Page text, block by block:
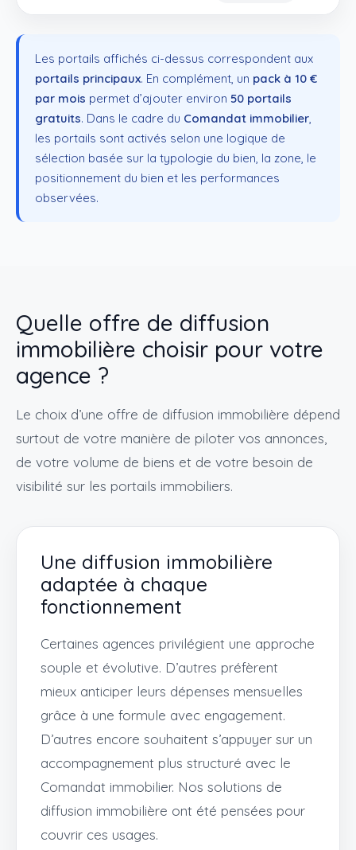
Les portails affichés ci-dessus correspondent aux
portails principaux. En complément, un pack à 10 €
par mois permet d’ajouter environ 50 portails
gratuits. Dans le cadre du Comandat immobilier,
les portails sont activés selon une logique de
sélection basée sur la typologie du bien, la zone, le
positionnement du bien et les performances
observées.
Quelle offre de diffusion
immobilière choisir pour votre
agence ?
Le choix d’une offre de diffusion immobilière dépend
surtout de votre manière de piloter vos annonces,
de votre volume de biens et de votre besoin de
visibilité sur les portails immobiliers.
Une diffusion immobilière
adaptée à chaque
fonctionnement
Certaines agences privilégient une approche
souple et évolutive. D’autres préfèrent
mieux anticiper leurs dépenses mensuelles
grâce à une formule avec engagement.
D’autres encore souhaitent s’appuyer sur un
accompagnement plus structuré avec le
Comandat immobilier. Nos solutions de
diffusion immobilière ont été pensées pour
couvrir ces usages.